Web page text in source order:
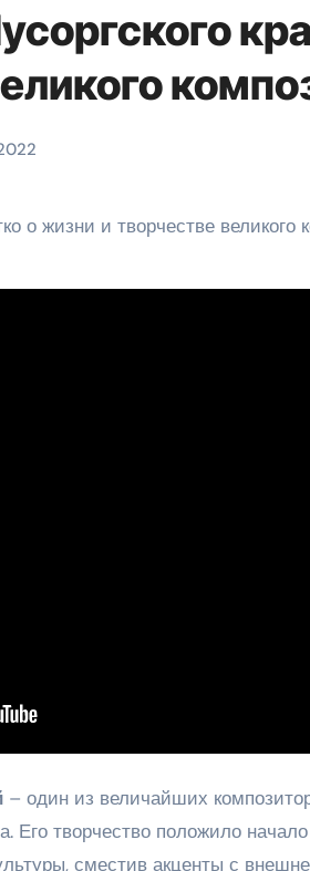
– один из величайших
Его творчество положило
сместив акценты с